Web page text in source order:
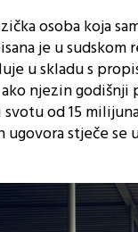
osoba koja
je u sudskom
u skladu s
njezin
od 15
ugovora stječe